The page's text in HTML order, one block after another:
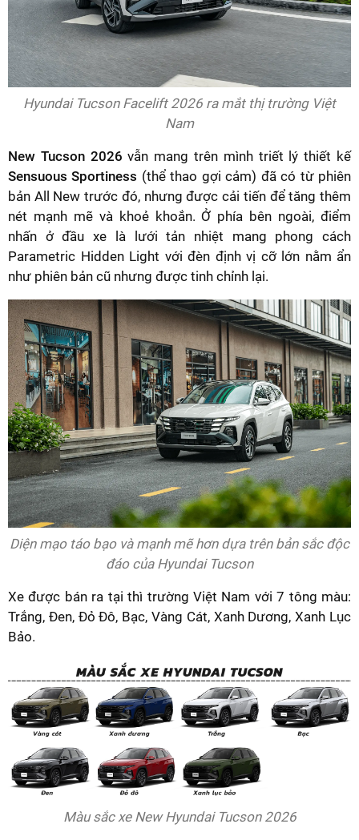
Hyundai Tucson Facelift 2026 ra mắt thị trường Việt
Nam
New Tucson 2026 vẫn mang trên mình triết lý thiết kế
Sensuous Sportiness (thể thao gợi cảm) đã có từ phiên
bản All New trước đó, nhưng được cải tiến để tăng thêm
nét mạnh mẽ và khoẻ khoắn. Ở phía bên ngoài, điểm
nhấn ở đầu xe là lưới tản nhiệt mang phong cách
Parametric Hidden Light với đèn định vị cỡ lớn nằm ẩn
như phiên bản cũ nhưng được tinh chỉnh lại.
Diện mạo táo bạo và mạnh mẽ hơn dựa trên bản sắc độc
đáo của Hyundai Tucson
Xe được bán ra tại thì trường Việt Nam với 7 tông màu:
Trắng, Đen, Đỏ Đô, Bạc, Vàng Cát, Xanh Dương, Xanh Lục
Bảo.
Màu sắc xe New Hyundai Tucson 2026